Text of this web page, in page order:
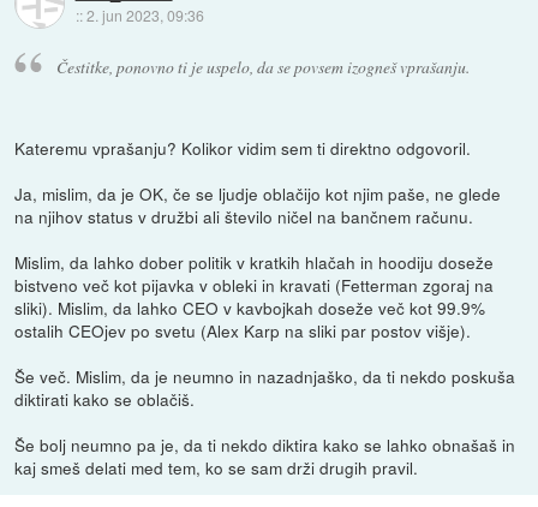
::2. jun 2023, 09:36
Čestitke, ponovno ti je uspelo, da se povsem izogneš vprašanju.
Kateremu vprašanju? Kolikor vidim sem ti direktno odgovoril.
Ja, mislim, da je OK, če se ljudje oblačijo kot njim paše, ne glede
na njihov status v družbi ali število ničel na bančnem računu.
Mislim, da lahko dober politik v kratkih hlačah in hoodiju doseže
bistveno več kot pijavka v obleki in kravati (Fetterman zgoraj na
sliki). Mislim, da lahko CEO v kavbojkah doseže več kot 99.9%
ostalih CEOjev po svetu (Alex Karp na sliki par postov višje).
Še več. Mislim, da je neumno in nazadnjaško, da ti nekdo poskuša
diktirati kako se oblačiš.
Še bolj neumno pa je, da ti nekdo diktira kako se lahko obnašaš in
kaj smeš delati med tem, ko se sam drži drugih pravil.